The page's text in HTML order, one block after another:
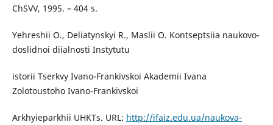
ChSVV, 1995. – 404 s.
Yehreshii O., Deliatynskyi R., Maslii O. Kontseptsiia naukovo-
doslidnoi diialnosti Instytutu
istorii Tserkvy Ivano-Frankivskoi Akademii Ivana
Zolotoustoho Ivano-Frankivskoi
Arkhyieparkhii UHKTs. URL: http://ifaiz.edu.ua/naukova-